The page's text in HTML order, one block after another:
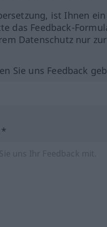
ist Ihnen
das Feedback-
Datenschutz nur
Sie uns Feedback